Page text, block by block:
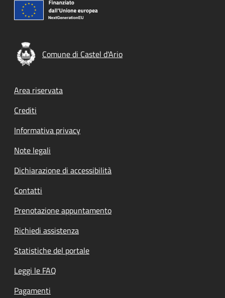
Comune di Castel d'Ario
Footer menu
Area riservata
Crediti
Informativa privacy
Note legali
Dichiarazione di accessibilità
Contatti
Prenotazione appuntamento
Richiedi assistenza
Statistiche del portale
Leggi le FAQ
Pagamenti